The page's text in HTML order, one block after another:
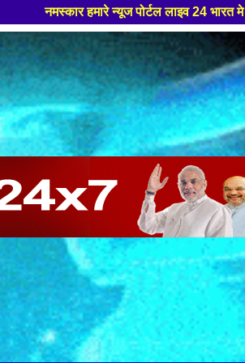
न्यूज पोर्टल लाइव 24 भारत मे आपका स्वागत हैं